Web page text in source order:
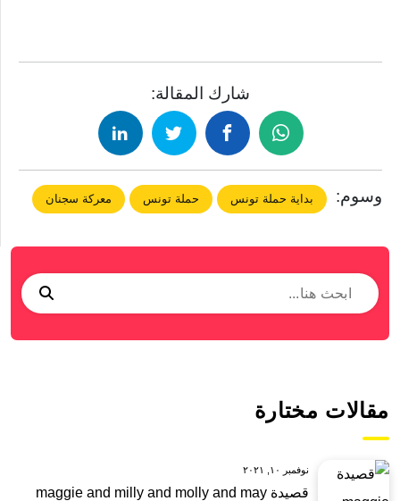
شارك المقالة:
وسوم: بداية حملة تونس حملة تونس معركة سجنان
مقالات مختارة
نوفمبر ١٠, ٢٠٢١
قصيدة maggie and milly and molly and may